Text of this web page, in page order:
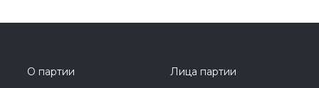
О партии
Лица партии